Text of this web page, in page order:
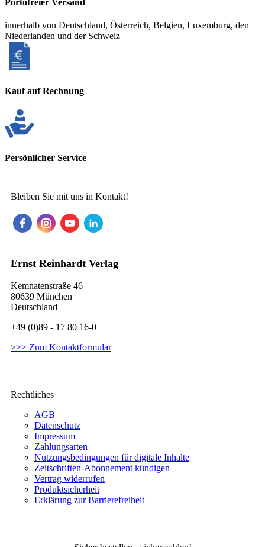
Portofreier Versand
innerhalb von Deutschland, Österreich, Belgien, Luxemburg, den
Niederlanden und der Schweiz
Kauf auf Rechnung
Persönlicher Service
Bleiben Sie mit uns in Kontakt!
Ernst Reinhardt Verlag
Kemnatenstraße 46
80639 München
Deutschland
+49 (0)89 - 17 80 16-0
>>> Zum Kontaktformular
Rechtliches
AGB
Datenschutz
Impressum
Zahlungsarten
Nutzungsbedingungen für digitale Inhalte
Zeitschriften-Abonnement kündigen
Vertrag widerrufen
Produktsicherheit
Erklärung zur Barrierefreiheit